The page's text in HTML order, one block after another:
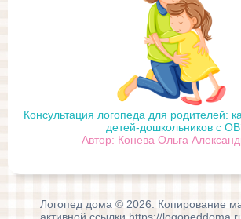
Консультация логопеда для родителей:
детей-дошкольников с
Автор: Конева Ольга
Логопед дома © 2026. Копирование
активной ссылки https://